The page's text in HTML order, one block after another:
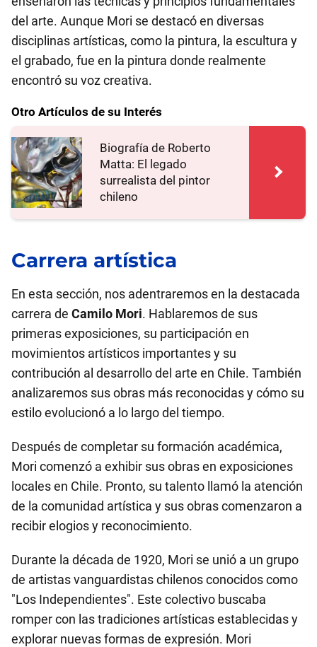
del arte. Aunque Mori se destacó en diversas
disciplinas artísticas, como la pintura, la escultura y
el grabado, fue en la pintura donde realmente
encontró su voz creativa.
Otro Artículos de su Interés
Biografía de Roberto
Matta: El legado
surrealista del pintor
chileno
Carrera artística
En esta sección, nos adentraremos en la destacada
carrera de Camilo Mori. Hablaremos de sus
primeras exposiciones, su participación en
movimientos artísticos importantes y su
contribución al desarrollo del arte en Chile. También
analizaremos sus obras más reconocidas y cómo su
estilo evolucionó a lo largo del tiempo.
Después de completar su formación académica,
Mori comenzó a exhibir sus obras en exposiciones
locales en Chile. Pronto, su talento llamó la atención
de la comunidad artística y sus obras comenzaron a
recibir elogios y reconocimiento.
Durante la década de 1920, Mori se unió a un grupo
de artistas vanguardistas chilenos conocidos como
"Los Independientes". Este colectivo buscaba
romper con las tradiciones artísticas establecidas y
explorar nuevas formas de expresión. Mori